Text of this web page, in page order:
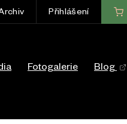
Přihlášení
Fotogalerie Blog